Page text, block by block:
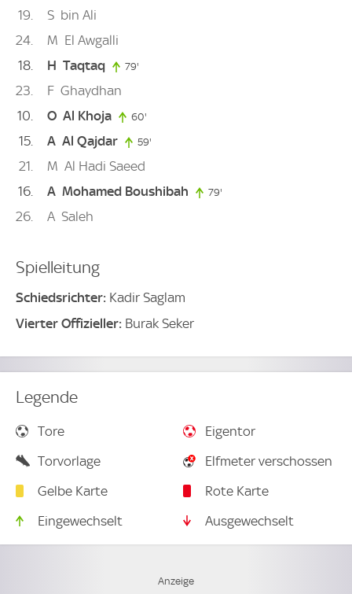
19
S bin Ali
24
M El Awgalli
18
H Taqtaq 79'
23 F Ghaydhan
10
O Al Khoja 60'
15 A Al Qajdar 59'
21 M Al Hadi Saeed
16
A Mohamed Boushibah 79'
26 A Saleh
Spielleitung
Schiedsrichter: Kadir Saglam
Vierter Offizieller: Burak Seker
Legende
Tore
Eigentor
Torvorlage
Elfmeter verschossen
Gelbe Karte
Rote Karte
Eingewechselt
Ausgewechselt